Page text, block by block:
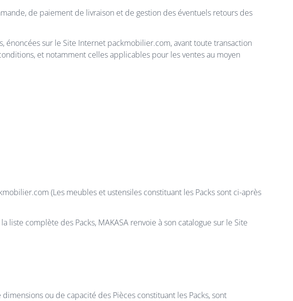
de paiement de livraison et de gestion des éventuels retours des
sur le Site Internet packmobilier.com, avant toute transaction
et notamment celles applicables pour les ventes au moyen
(Les meubles et ustensiles constituant les Packs sont ci-après
liste complète des Packs, MAKASA renvoie à son catalogue sur le Site
ou de capacité des Pièces constituant les Packs, sont